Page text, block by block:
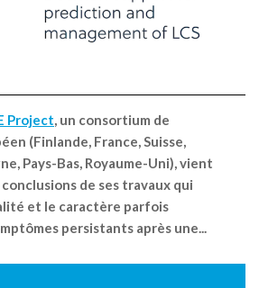
Project, un consortium de
(Finlande, France, Suisse,
Pays-Bas, Royaume-Uni), vient
de ses travaux qui
et le caractère parfois
persistants après une...